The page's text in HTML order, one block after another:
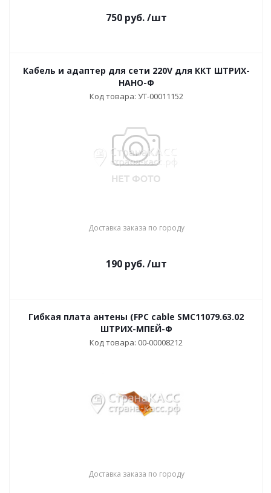
750руб. /шт
Кабель и адаптер для сети 220V для ККТ ШТРИХ-
НАНО-Ф
Код товара: УТ-00011152
Доставка заказа по городу
190руб. /шт
Гибкая плата антены (FPC cable SMC11079.63.02
ШТРИХ-МПЕЙ-Ф
Код товара: 00-00008212
Доставка заказа по городу